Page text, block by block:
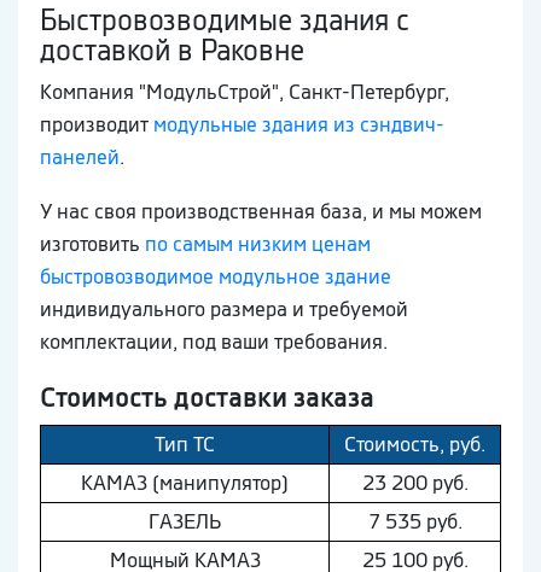
Быстровозводимые здания с
доставкой в Раковне
Компания "МодульСтрой", Санкт-Петербург,
производит модульные здания из сэндвич-
панелей.
У нас своя производственная база, и мы можем
изготовить по самым низким ценам
быстровозводимое модульное здание
индивидуального размера и требуемой
комплектации, под ваши требования.
Стоимость доставки заказа
Тип ТС
Стоимость, руб.
КAМAЗ (манипулятор)
23 200 руб.
ГAЗEЛЬ
7 535 руб.
Мощный КAМAЗ
25 100 руб.